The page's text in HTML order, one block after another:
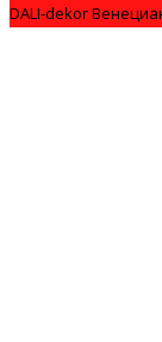
DALI-dekor